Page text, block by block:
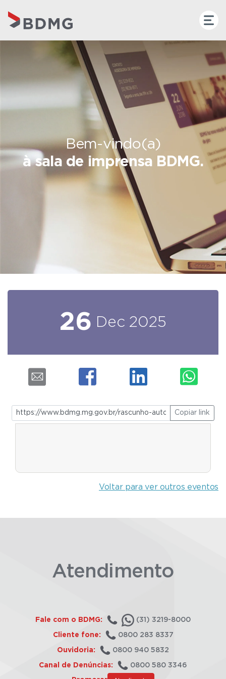
Bem-vindo(a)
à sala de imprensa BDMG.
26 Dec 2025
Copiar link
Voltar para ver outros eventos
Atendimento
Fale com o BDMG: (31) 3219-8000
Cliente fone: 0800 283 8337
Ouvidoria: 0800 940 5832
Canal de Denúncias: 0800 580 3346